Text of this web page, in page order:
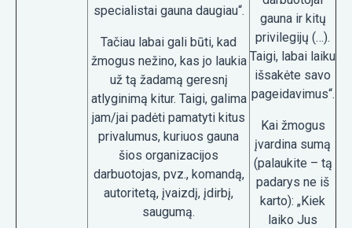
specialistai gauna daugiau“.
Tačiau labai gali būti, kad
žmogus nežino, kas jo laukia
už tą žadamą geresnį
atlyginimą kitur. Taigi, galima
jam/jai padėti pamatyti kitus
privalumus, kuriuos gauna
šios organizacijos
darbuotojas, pvz., komandą,
autoritetą, įvaizdį, įdirbį,
saugumą.
gauna ir kitų
privilegijų (…).
Taigi, labai laiku
išsakėte savo
pageidavimus“.
Kai žmogus
įvardina sumą
(palaukite – tą
padarys ne iš
karto): „Kiek
laiko Jus